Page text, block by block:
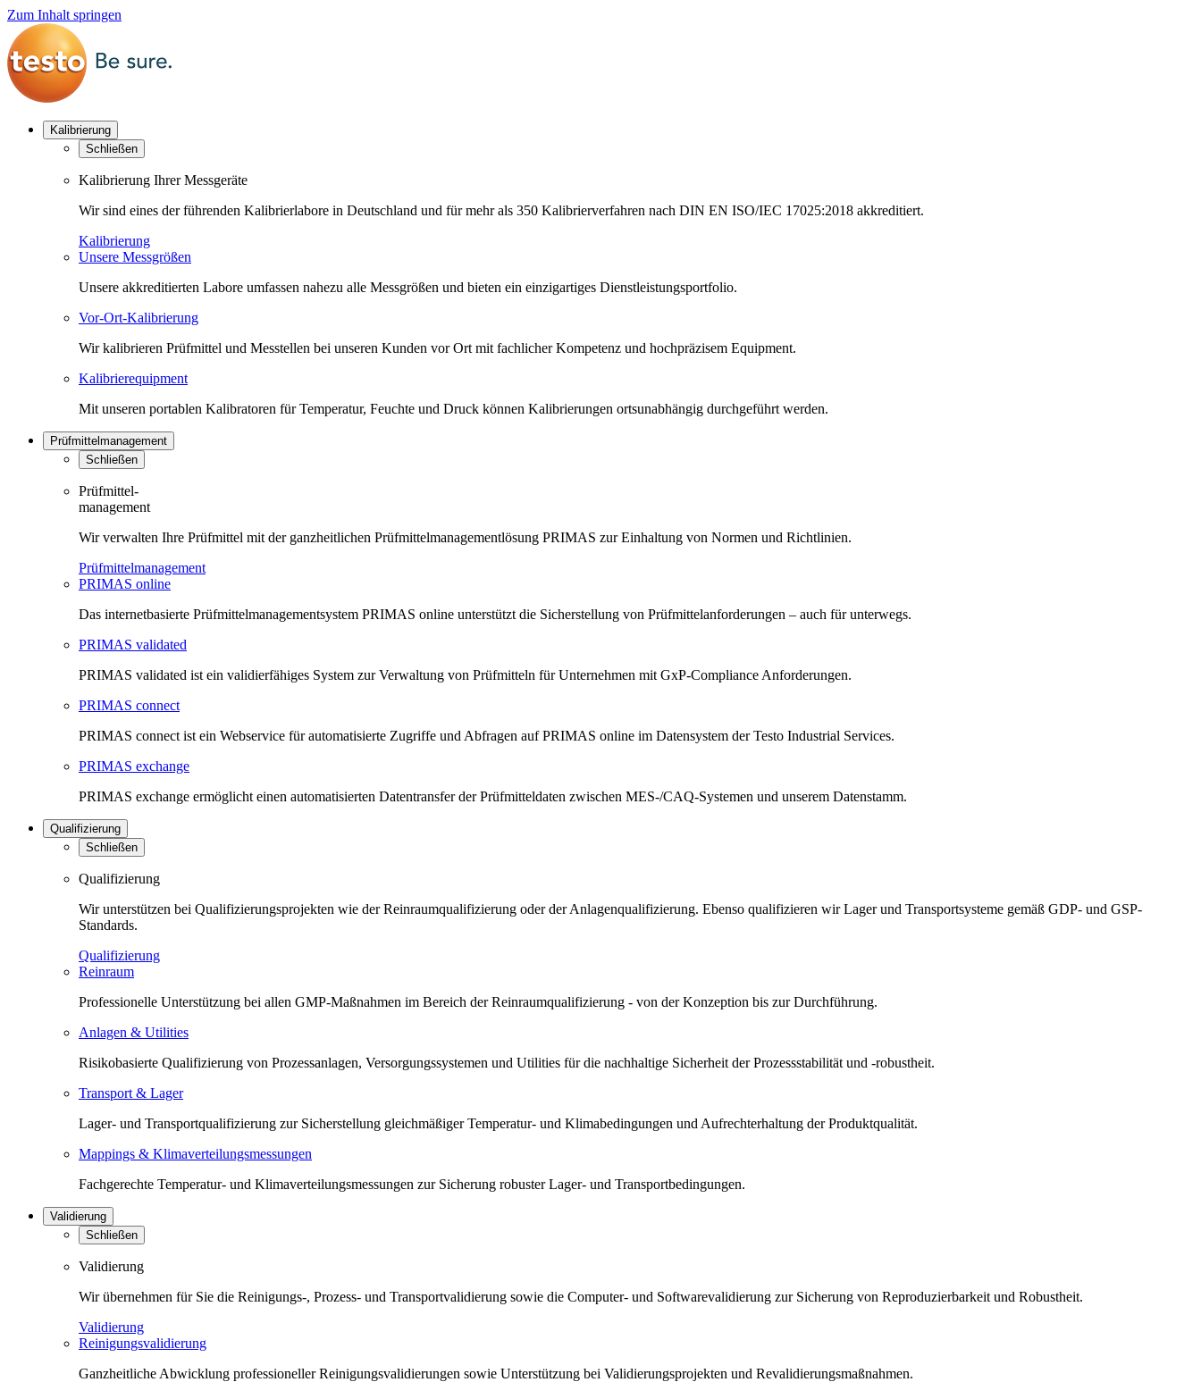
Zum Inhalt springen
Kalibrierung
Schließen
Kalibrierung Ihrer Messgeräte
Wir sind eines der führenden Kalibrierlabore in Deutschland und für mehr als 350 Kalibrierverfahren nach DIN EN ISO/IEC 17025:2018 akkreditiert.
Kalibrierung
Unsere Messgrößen
Unsere akkreditierten Labore umfassen nahezu alle Messgrößen und bieten ein einzigartiges Dienstleistungsportfolio.
Vor-Ort-Kalibrierung
Wir kalibrieren Prüfmittel und Messtellen bei unseren Kunden vor Ort mit fachlicher Kompetenz und hochpräzisem Equipment.
Kalibrierequipment
Mit unseren portablen Kalibratoren für Temperatur, Feuchte und Druck können Kalibrierungen ortsunabhängig durchgeführt werden.
Prüfmittelmanagement
Schließen
Prüfmittel-
management
Wir verwalten Ihre Prüfmittel mit der ganzheitlichen Prüfmittelmanagementlösung PRIMAS zur Einhaltung von Normen und Richtlinien.
Prüfmittelmanagement
PRIMAS online
Das internetbasierte Prüfmittelmanagementsystem PRIMAS online unterstützt die Sicherstellung von Prüfmittelanforderungen – auch für unterwegs.
PRIMAS validated
PRIMAS validated ist ein validierfähiges System zur Verwaltung von Prüfmitteln für Unternehmen mit GxP-Compliance Anforderungen.
PRIMAS connect
PRIMAS connect ist ein Webservice für automatisierte Zugriffe und Abfragen auf PRIMAS online im Datensystem der Testo Industrial Services.
PRIMAS exchange
PRIMAS exchange ermöglicht einen automatisierten Datentransfer der Prüfmitteldaten zwischen MES-/CAQ-Systemen und unserem Datenstamm.
Qualifizierung
Schließen
Qualifizierung
Wir unterstützen bei Qualifizierungsprojekten wie der Reinraumqualifizierung oder der Anlagenqualifizierung. Ebenso qualifizieren wir Lager und Transportsysteme gemäß GDP- und GSP-
Standards.
Qualifizierung
Reinraum
Professionelle Unterstützung bei allen GMP-Maßnahmen im Bereich der Reinraumqualifizierung - von der Konzeption bis zur Durchführung.
Anlagen & Utilities
Risikobasierte Qualifizierung von Prozessanlagen, Versorgungssystemen und Utilities für die nachhaltige Sicherheit der Prozessstabilität und -robustheit.
Transport & Lager
Lager- und Transportqualifizierung zur Sicherstellung gleichmäßiger Temperatur- und Klimabedingungen und Aufrechterhaltung der Produktqualität.
Mappings & Klimaverteilungsmessungen
Fachgerechte Temperatur- und Klimaverteilungsmessungen zur Sicherung robuster Lager- und Transportbedingungen.
Validierung
Schließen
Validierung
Wir übernehmen für Sie die Reinigungs-, Prozess- und Transportvalidierung sowie die Computer- und Softwarevalidierung zur Sicherung von Reproduzierbarkeit und Robustheit.
Validierung
Reinigungsvalidierung
Ganzheitliche Abwicklung professioneller Reinigungsvalidierungen sowie Unterstützung bei Validierungsprojekten und Revalidierungsmaßnahmen.